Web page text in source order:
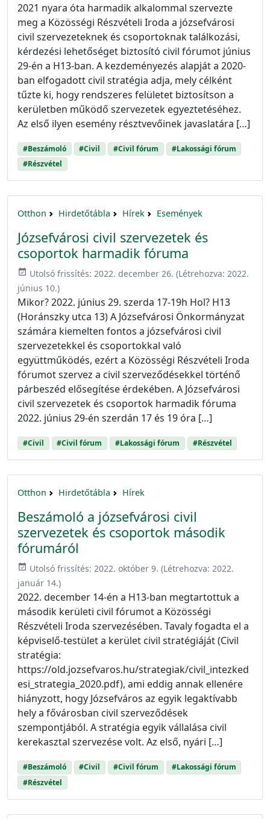
2021 nyara óta harmadik alkalommal szervezte
meg a Közösségi Részvételi Iroda a józsefvárosi
civil szervezeteknek és csoportoknak találkozási,
kérdezési lehetőséget biztosító civil fórumot június
29-én a H13-ban. A kezdeményezés alapját a 2020-
ban elfogadott civil stratégia adja, mely célként
tűzte ki, hogy rendszeres felületet biztosítson a
kerületben működő szervezetek egyeztetéséhez.
Az első ilyen esemény résztvevőinek javaslatára […]
#Beszámoló #Civil #Civil fórum
#Lakossági fórum
#Részvétel
Otthon Hirdetőtábla Hírek Események
Józsefvárosi civil szervezetek és
csoportok harmadik fóruma
event_available Utolsó frissítés: 2022. december 26. (Létrehozva: 2022.
június 10.)
Mikor? 2022. június 29. szerda 17-19h Hol? H13
(Horánszky utca 13) A Józsefvárosi Önkormányzat
számára kiemelten fontos a józsefvárosi civil
szervezetekkel és csoportokkal való
együttműködés, ezért a Közösségi Részvételi Iroda
fórumot szervez a civil szerveződésekkel történő
párbeszéd elősegítése érdekében. A Józsefvárosi
civil szervezetek és csoportok harmadik fóruma
2022. június 29-én szerdán 17 és 19 óra […]
#Civil #Civil fórum #Lakossági fórum #Részvétel
Otthon Hirdetőtábla Hírek
Beszámoló a józsefvárosi civil
szervezetek és csoportok második
fórumáról
event_available Utolsó frissítés: 2022. október 9. (Létrehozva: 2022.
január 14.)
2022. december 14-én a H13-ban megtartottuk a
második kerületi civil fórumot a Közösségi
Részvételi Iroda szervezésében. Tavaly fogadta el a
képviselő-testület a kerület civil stratégiáját (Civil
stratégia:
https://old.jozsefvaros.hu/strategiak/civil_intezked
esi_strategia_2020.pdf), ami eddig annak ellenére
hiányzott, hogy Józsefváros az egyik legaktívabb
hely a fővárosban civil szerveződések
szempontjából. A stratégia egyik vállalása civil
kerekasztal szervezése volt. Az első, nyári […]
#Beszámoló #Civil #Civil fórum
#Lakossági fórum
#Részvétel